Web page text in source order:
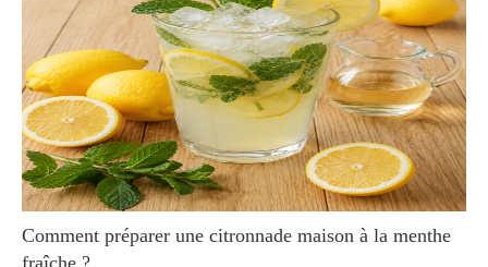
Comment préparer une citronnade maison à la menthe
fraîche ?